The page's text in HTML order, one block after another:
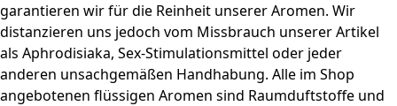
garantieren wir für die Reinheit unserer Aromen. Wir
distanzieren uns jedoch vom Missbrauch unserer Artikel
als Aphrodisiaka, Sex-Stimulationsmittel oder jeder
anderen unsachgemäßen Handhabung. Alle im Shop
angebotenen flüssigen Aromen sind Raumduftstoffe und